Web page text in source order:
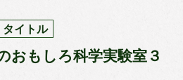
タイトル
おもしろ科学実験室３